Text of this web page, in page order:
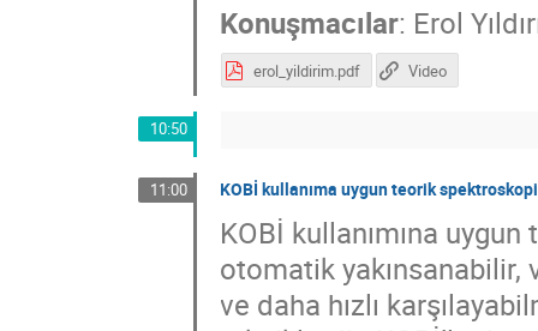
Konuşmacılar: Erol
erol_yildirim.pdf Video
10:50
11:00 KOBİ kullanıma uygun teorik
KOBİ kullanımına
otomatik yakınsanabilir,
ve daha hızlı